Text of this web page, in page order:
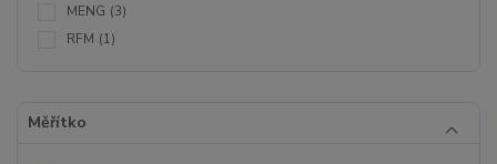
MENG (3)
RFM (1)
Měřítko